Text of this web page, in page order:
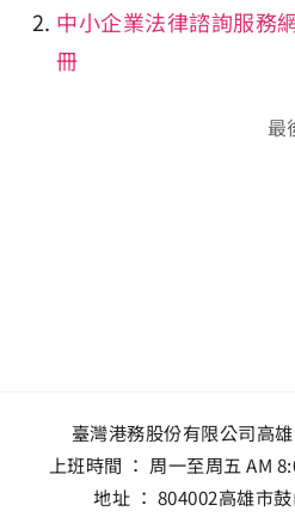
中小企業法律諮詢服務
冊
最
臺灣港務股份有限公司高
上班時間 ： 周一至周五 AM
地址 ： 804002高雄市